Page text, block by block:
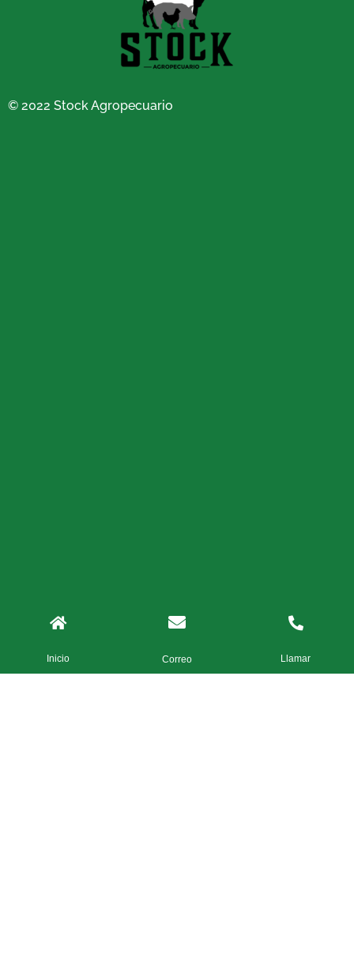
© 2022 Stock Agropecuario
Inicio Correo Llamar